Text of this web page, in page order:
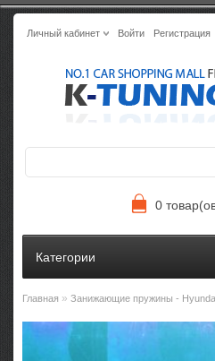
Личный кабинет Войти Регистрация
0
Категории
Главная » Занижающие пружины -